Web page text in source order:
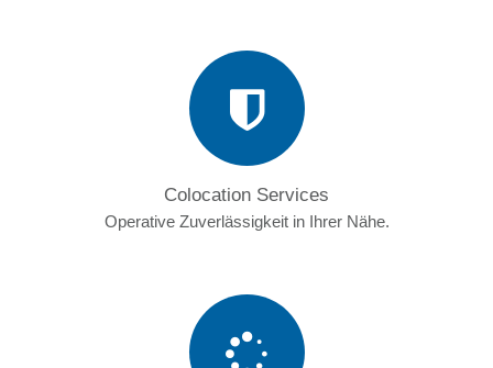
Colocation Services
Operative Zuverlässigkeit in Ihrer Nähe.